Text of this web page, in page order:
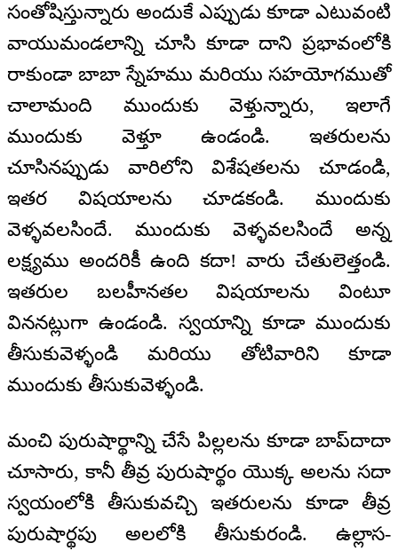
సంతోషిస్తున్నారు అందుకే ఎప్పుడు కూడా ఎటువంటి
వాయుమండలాన్ని చూసి కూడా దాని ప్రభావంలోకి
రాకుండా బాబా స్నేహము మరియు సహయోగముతో
చాలామంది ముందుకు వెళ్తున్నారు, ఇలాగే
ముందుకు వెళ్తూ ఉండండి. ఇతరులను
చూసినప్పుడు వారిలోని విశేషతలను చూడండి,
ఇతర విషయాలను చూడకండి. ముందుకు
వెళ్ళవలసిందే. ముందుకు వెళ్ళవలసిందే అన్న
లక్ష్యము అందరికీ ఉంది కదా! వారు చేతులెత్తండి.
ఇతరుల బలహీనతల విషయాలను వింటూ
విననట్లుగా ఉండండి. స్వయాన్ని కూడా ముందుకు
తీసుకువెళ్ళండి మరియు తోటివారిని కూడా
ముందుకు తీసుకువెళ్ళండి.
మంచి పురుషార్థాన్ని చేసే పిల్లలను కూడా బాప్‍దాదా
చూసారు, కానీ తీవ్ర పురుషార్థం యొక్క అలను సదా
స్వయంలోకి తీసుకువచ్చి ఇతరులను కూడా తీవ్ర
పురుషార్థపు అలలోకి తీసుకురండి. ఉల్లాస-